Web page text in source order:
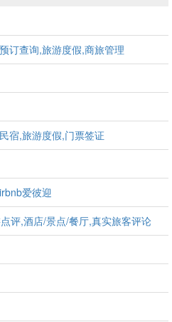
订查询,旅游度假,商旅管理
宿,旅游度假,门票签证
爱彼迎
评,酒店/景点/餐厅,真实旅客评论